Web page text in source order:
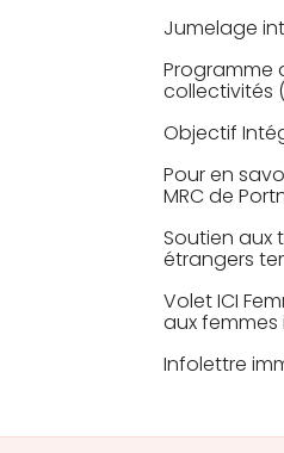
Jumelage
Programme
collectivités
Objectif
Pour en
MRC de
Soutien aux
étrangers
Volet ICI
aux
Infolettre